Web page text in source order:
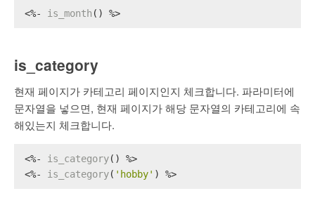
<%- is_month () %>
is_category
현재 페이지가 카테고리 페이지인지 체크합니다. 파라미터에
문자열을 넣으면, 현재 페이지가 해당 문자열의 카테고리에 속
해있는지 체크합니다.
<%- is_category() %>
<%- is_category( 'hobby' ) %>